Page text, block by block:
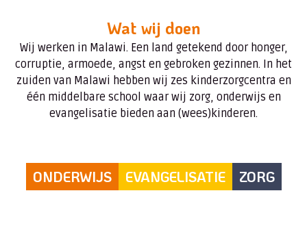
Wat wij doen
Wij werken in Malawi. Een land getekend door honger,
corruptie, armoede, angst en gebroken gezinnen. In het
zuiden van Malawi hebben wij zes kinderzorgcentra en
één middelbare school waar wij zorg, onderwijs en
evangelisatie bieden aan (wees)kinderen.
ONDERWIJS EVANGELISATIE ZORG